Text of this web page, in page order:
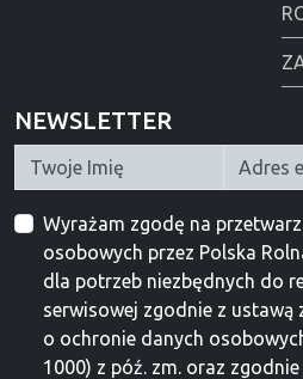
NEWSLETTER
Wyrażam zgodę na
osobowych przez Polska
dla potrzeb niezbędnych do
serwisowej zgodnie z ustawą
o ochronie danych
1000) z póź. zm. oraz